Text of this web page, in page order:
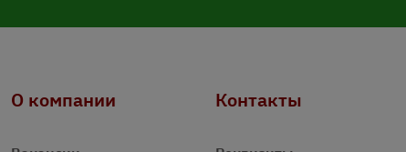
О компании Контакты